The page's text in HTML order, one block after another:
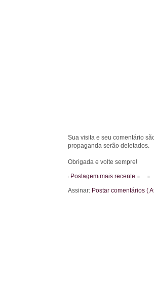
Sua visita e seu comentário
propaganda serão deletados.
Obrigada e volte sempre!
Postagem mais recente
Assinar: Postar comentários (